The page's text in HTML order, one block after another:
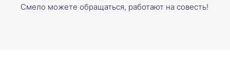
Смело можете обращаться, работают на совесть!